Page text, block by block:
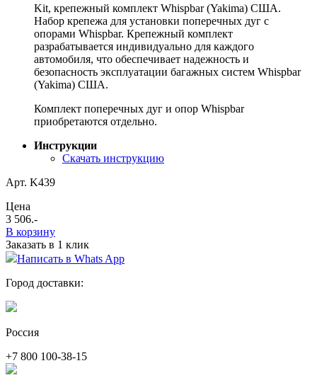
Kit, крепежный комплект Whispbar (Yakima) США.
Набор крепежа для установки поперечных дуг с
опорами Whispbar. Крепежный комплект
разрабатывается индивидуально для каждого
автомобиля, что обеспечивает надежность и
безопасность эксплуатации багажных систем Whispbar
(Yakima) США.
Комплект поперечных дуг и опор Whispbar
приобретаются отдельно.
Инструкции
Скачать инструкцию
Арт. K439
Цена
3 506.-
В корзину
Заказать в 1 клик
Написать в Whats App
Город доставки:
Россия
+7 800 100-38-15